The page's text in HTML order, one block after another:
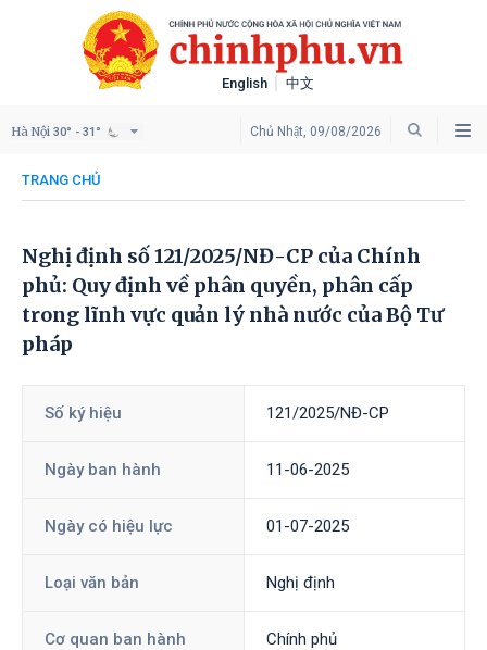
English 中文
Chủ Nhật, 09/08/2026
Hà Nội 30° - 31°
TRANG CHỦ
Nghị định số 121/2025/NĐ-CP của Chính
phủ: Quy định về phân quyền, phân cấp
trong lĩnh vực quản lý nhà nước của Bộ Tư
pháp
Số ký hiệu 121/2025/NĐ-CP
Ngày ban hành 11-06-2025
Ngày có hiệu lực 01-07-2025
Loại văn bản Nghị định
Cơ quan ban hành Chính phủ